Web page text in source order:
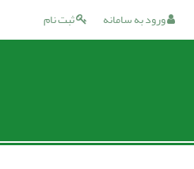
ثبت نام ورود به سامانه